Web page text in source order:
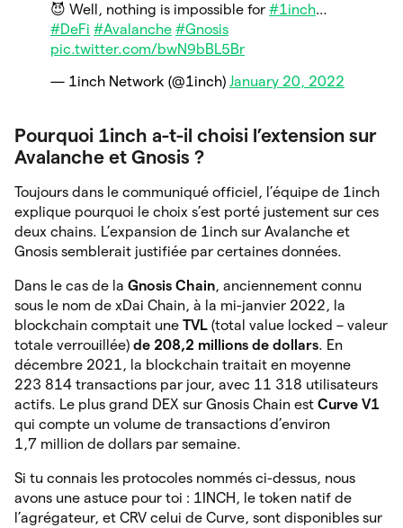
😈 Well, nothing is impossible for #1inch…
#DeFi #Avalanche #Gnosis
pic.twitter.com/bwN9bBL5Br
— 1inch Network (@1inch) January 20, 2022
Pourquoi 1inch a-t-il choisi l’extension sur
Avalanche et Gnosis ?
Toujours dans le communiqué officiel, l’équipe de 1inch
explique pourquoi le choix s’est porté justement sur ces
deux chains. L’expansion de 1inch sur Avalanche et
Gnosis semblerait justifiée par certaines données.
Dans le cas de la Gnosis Chain, anciennement connu
sous le nom de xDai Chain, à la mi-janvier 2022, la
blockchain comptait une TVL (total value locked – valeur
totale verrouillée) de 208,2 millions de dollars. En
décembre 2021, la blockchain traitait en moyenne
223 814 transactions par jour, avec 11 318 utilisateurs
actifs. Le plus grand DEX sur Gnosis Chain est Curve V1
qui compte un volume de transactions d’environ
1,7 million de dollars par semaine.
Si tu connais les protocoles nommés ci-dessus, nous
avons une astuce pour toi : 1INCH, le token natif de
l’agrégateur, et CRV celui de Curve, sont disponibles sur